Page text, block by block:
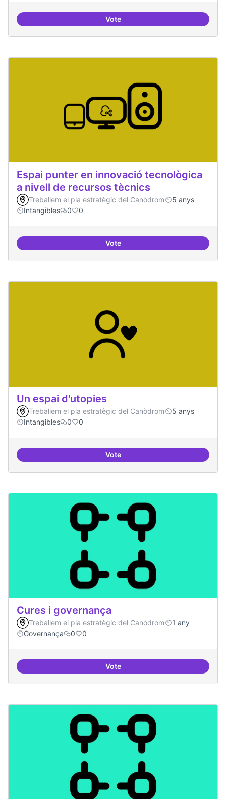
VoteAntenes Ateneu a altres punts
Espai punter en innovació tecnològica
a nivell de recursos tècnics
Treballem el pla estratègic del Canòdrom
5 anys
Intangibles
0 0
VoteEspai punter en innovació
Un espai d'utopies
Treballem el pla estratègic del Canòdrom
5 anys
Intangibles
0 0
VoteUn espai d'utopies
Cures i governança
Treballem el pla estratègic del Canòdrom
1 any
Governança
0 0
VoteCures i governança